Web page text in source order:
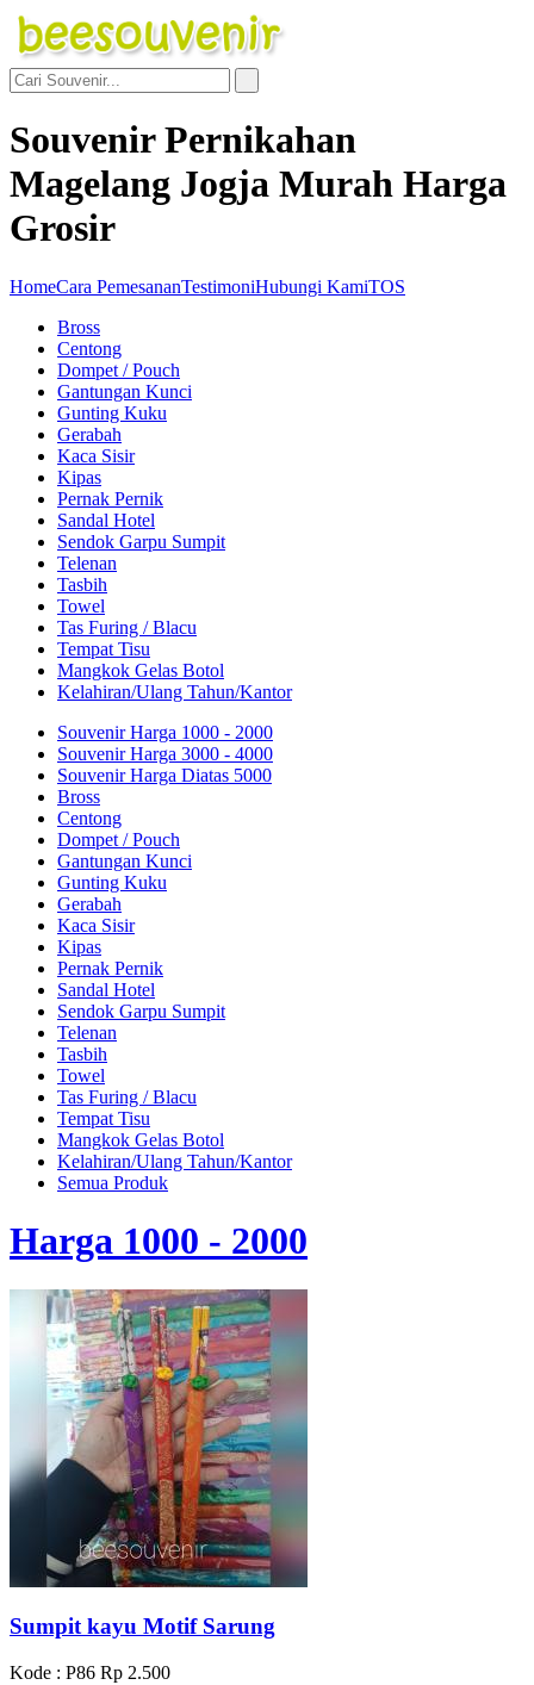
Souvenir Pernikahan
Magelang Jogja Murah Harga
Grosir
HomeCara PemesananTestimoniHubungi KamiTOS
Bross
Centong
Dompet / Pouch
Gantungan Kunci
Gunting Kuku
Gerabah
Kaca Sisir
Kipas
Pernak Pernik
Sandal Hotel
Sendok Garpu Sumpit
Telenan
Tasbih
Towel
Tas Furing / Blacu
Tempat Tisu
Mangkok Gelas Botol
Kelahiran/Ulang Tahun/Kantor
Souvenir Harga 1000 - 2000
Souvenir Harga 3000 - 4000
Souvenir Harga Diatas 5000
Bross
Centong
Dompet / Pouch
Gantungan Kunci
Gunting Kuku
Gerabah
Kaca Sisir
Kipas
Pernak Pernik
Sandal Hotel
Sendok Garpu Sumpit
Telenan
Tasbih
Towel
Tas Furing / Blacu
Tempat Tisu
Mangkok Gelas Botol
Kelahiran/Ulang Tahun/Kantor
Semua Produk
Harga 1000 - 2000
Sumpit kayu Motif Sarung
Kode : P86 Rp 2.500